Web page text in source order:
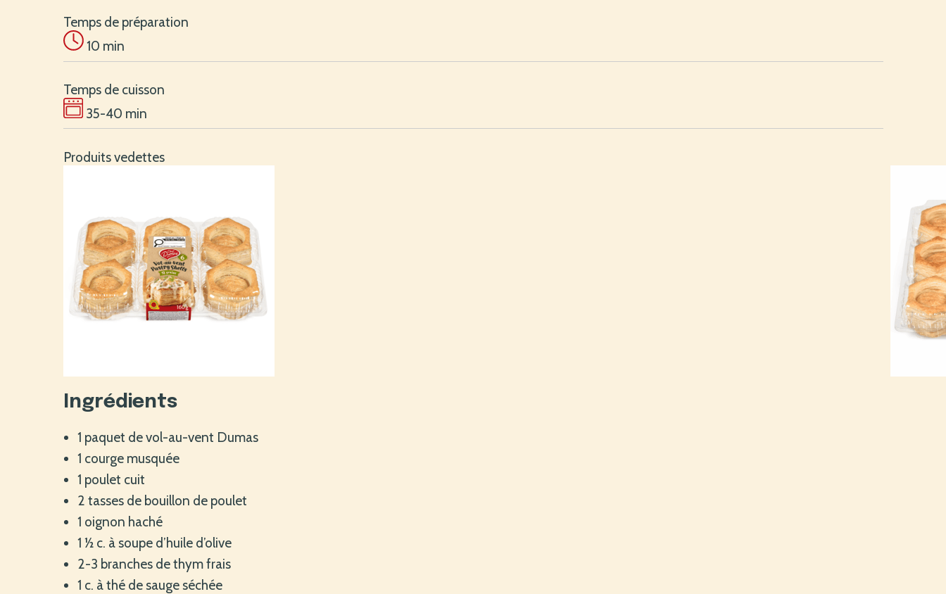
Temps de préparation
10 min
Temps de cuisson
35-40 min
Produits vedettes
Ingrédients
1 paquet de vol-au-vent Dumas
1 courge musquée
1 poulet cuit
2 tasses de bouillon de poulet
1 oignon haché
1 ½ c. à soupe d’huile d’olive
2-3 branches de thym frais
1 c. à thé de sauge séchée